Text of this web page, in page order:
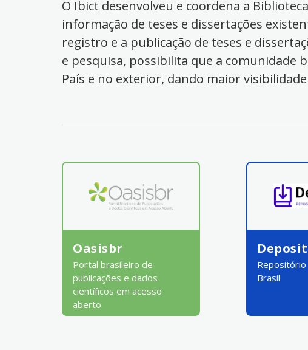
O Ibict desenvolveu e coordena a
informação de teses e dissertações
registro e a publicação de teses e
e pesquisa, possibilita que a comunidade
País e no exterior, dando maior
Oasisbr
Portal brasileiro de
publicações e dados
científicos em acesso
aberto
Repositório
Brasil